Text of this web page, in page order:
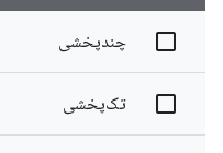
چندپخشی
تک‌پخشی